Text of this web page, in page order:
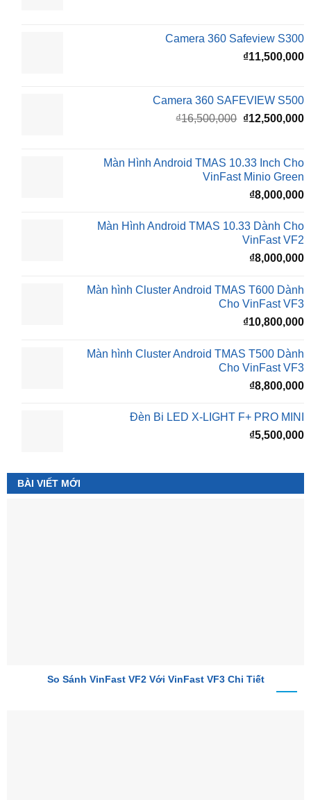
Camera 360 Safeview S300
₫11,500,000
Camera 360 SAFEVIEW S500
₫16,500,000 Giá
₫16,500,000.
₫12,500,000
Màn Hình Android TMAS 10.33 Inch Cho
VinFast Minio Green
₫8,000,000
Màn Hình Android TMAS 10.33 Dành Cho
VinFast VF2
₫8,000,000
Màn hình Cluster Android TMAS T600 Dành
Cho VinFast VF3
₫10,800,000
Màn hình Cluster Android TMAS T500 Dành
Cho VinFast VF3
₫8,800,000
Đèn Bi LED X-LIGHT F+ PRO MINI
₫5,500,000
BÀI VIẾT MỚI
So Sánh VinFast VF2 Với VinFast VF3 Chi Tiết